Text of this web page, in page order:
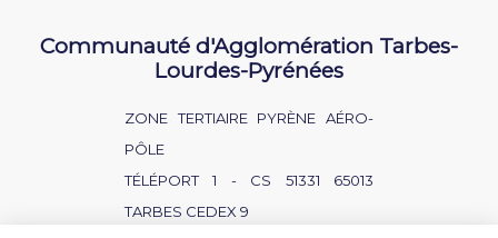
Communauté d'Agglomération Tarbes-
Lourdes-Pyrénées
ZONE TERTIAIRE PYRÈNE AÉRO-
PÔLE
TÉLÉPORT 1 - CS 51331 65013
TARBES CEDEX 9